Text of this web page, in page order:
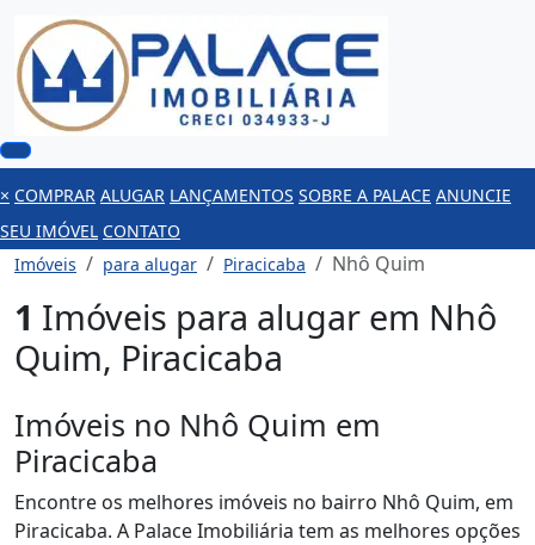
× COMPRAR ALUGAR LANÇAMENTOS SOBRE A PALACE ANUNCIE
SEU IMÓVEL CONTATO
Imóveis
para alugar Piracicaba Nhô Quim
1 Imóveis para alugar em Nhô
Quim, Piracicaba
Imóveis no Nhô Quim em
Piracicaba
Encontre os melhores imóveis no bairro Nhô Quim, em
Piracicaba. A Palace Imobiliária tem as melhores opções